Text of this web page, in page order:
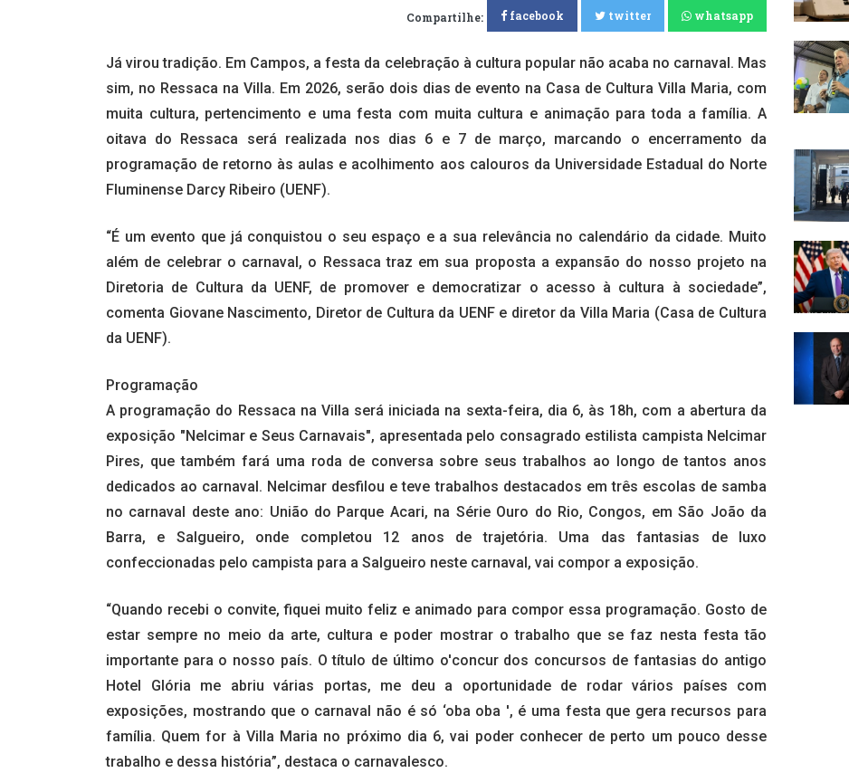
Compartilhe: facebook twitter whatsapp
Já virou tradição. Em Campos, a festa da celebração à cultura popular não acaba no carnaval. Mas
sim, no Ressaca na Villa. Em 2026, serão dois dias de evento na Casa de Cultura Villa Maria, com
muita cultura, pertencimento e uma festa com muita cultura e animação para toda a família. A
oitava do Ressaca será realizada nos dias 6 e 7 de março, marcando o encerramento da
programação de retorno às aulas e acolhimento aos calouros da Universidade Estadual do Norte
Fluminense Darcy Ribeiro (UENF).
“É um evento que já conquistou o seu espaço e a sua relevância no calendário da cidade. Muito
além de celebrar o carnaval, o Ressaca traz em sua proposta a expansão do nosso projeto na
Diretoria de Cultura da UENF, de promover e democratizar o acesso à cultura à sociedade”,
comenta Giovane Nascimento, Diretor de Cultura da UENF e diretor da Villa Maria (Casa de Cultura
da UENF).
Programação
A programação do Ressaca na Villa será iniciada na sexta-feira, dia 6, às 18h, com a abertura da
exposição "Nelcimar e Seus Carnavais", apresentada pelo consagrado estilista campista Nelcimar
Pires, que também fará uma roda de conversa sobre seus trabalhos ao longo de tantos anos
dedicados ao carnaval. Nelcimar desfilou e teve trabalhos destacados em três escolas de samba
no carnaval deste ano: União do Parque Acari, na Série Ouro do Rio, Congos, em São João da
Barra, e Salgueiro, onde completou 12 anos de trajetória. Uma das fantasias de luxo
confeccionadas pelo campista para a Salgueiro neste carnaval, vai compor a exposição.
“Quando recebi o convite, fiquei muito feliz e animado para compor essa programação. Gosto de
estar sempre no meio da arte, cultura e poder mostrar o trabalho que se faz nesta festa tão
importante para o nosso país. O título de último o'concur dos concursos de fantasias do antigo
Hotel Glória me abriu várias portas, me deu a oportunidade de rodar vários países com
exposições, mostrando que o carnaval não é só ‘oba oba ', é uma festa que gera recursos para
família. Quem for à Villa Maria no próximo dia 6, vai poder conhecer de perto um pouco desse
trabalho e dessa história”, destaca o carnavalesco.